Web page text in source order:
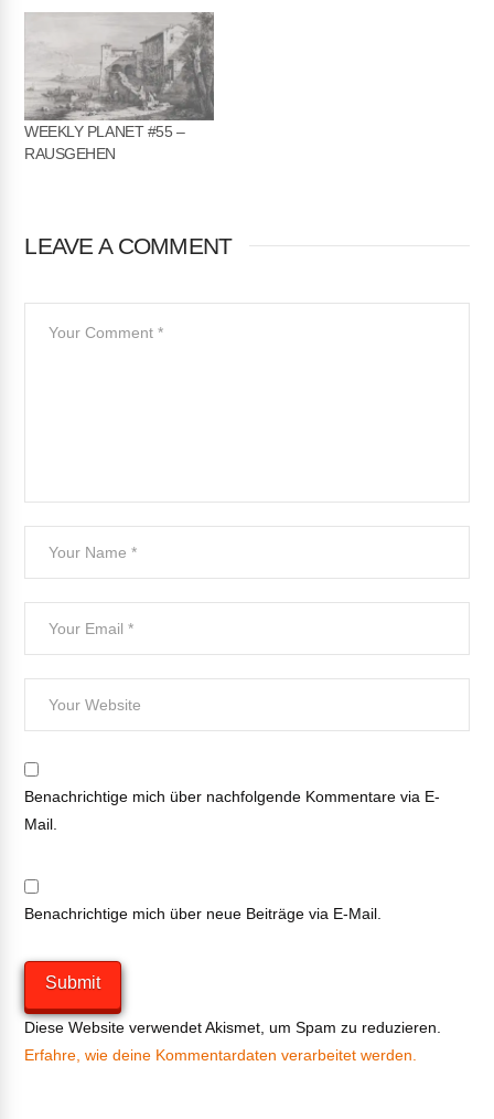
WEEKLY PLANET #55 –
RAUSGEHEN
LEAVE A COMMENT
Benachrichtige mich über nachfolgende Kommentare via E-
Mail.
Benachrichtige mich über neue Beiträge via E-Mail.
Diese Website verwendet Akismet, um Spam zu reduzieren.
Erfahre, wie deine Kommentardaten verarbeitet werden.